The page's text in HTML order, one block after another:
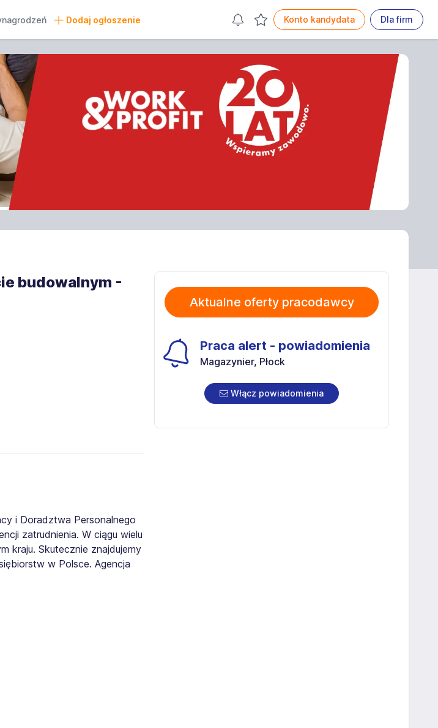
Dodaj ogłoszenie Konto kandydata Dla firm
budowalnym -
i Doradztwa Personalnego
zatrudnienia. W ciągu wielu
kraju. Skutecznie znajdujemy
w Polsce. Agencja
Aktualne oferty pracodawcy
Praca alert - powiadomienia
Magazynier, Płock
Włącz powiadomienia